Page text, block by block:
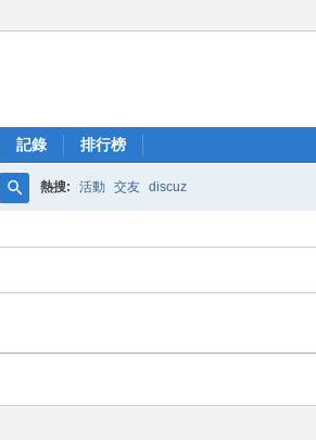
記錄 排行榜
索
熱搜: 活動 交友 discuz